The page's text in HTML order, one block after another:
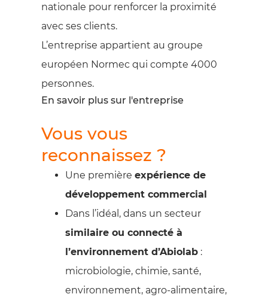
nationale pour renforcer la proximité
avec ses clients.
L’entreprise appartient au groupe
européen Normec qui compte 4000
personnes.
En savoir plus sur l'entreprise
Vous vous
reconnaissez ?
Une première expérience de
développement commercial
Dans l’idéal, dans un secteur
similaire ou connecté à
l’environnement d’Abiolab :
microbiologie, chimie, santé,
environnement, agro-alimentaire,